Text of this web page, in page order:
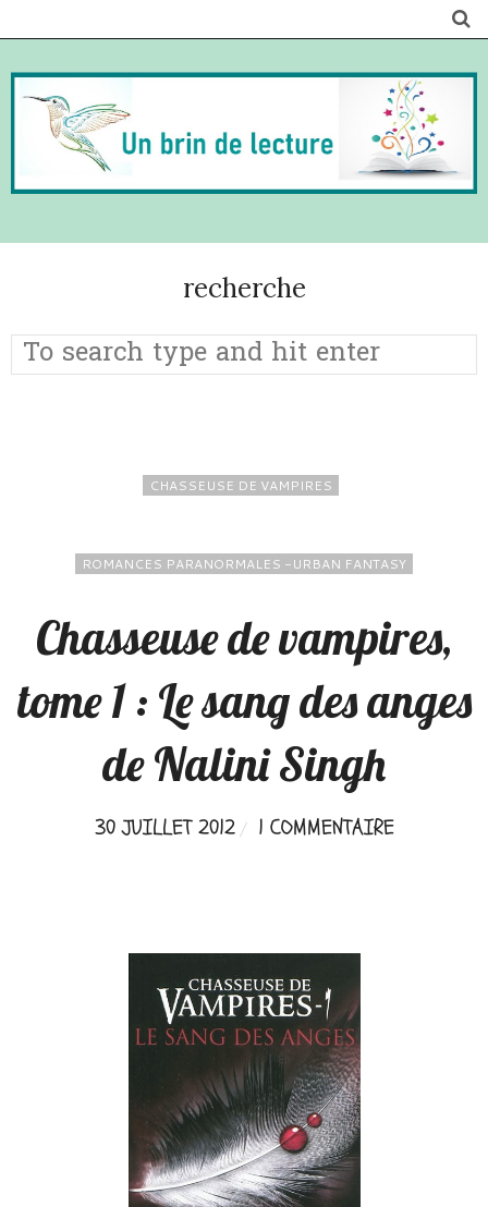
recherche
CHASSEUSE DE VAMPIRES
ROMANCES PARANORMALES -URBAN FANTASY
Chasseuse de vampires,
tome 1 : Le sang des anges
de Nalini Singh
30 JUILLET 2012 1 COMMENTAIRE